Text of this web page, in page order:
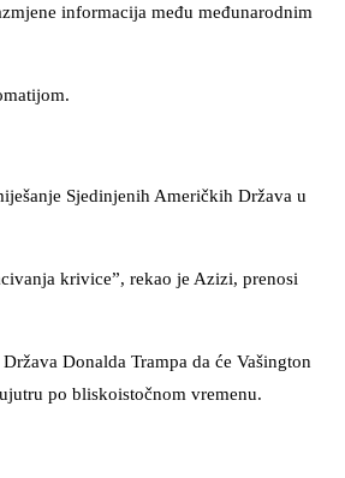
informacija među međunarodnim
Sjedinjenih Američkih Država u
krivice”, rekao je Azizi, prenosi
Donalda Trampa da će Vašington
po bliskoistočnom vremenu.